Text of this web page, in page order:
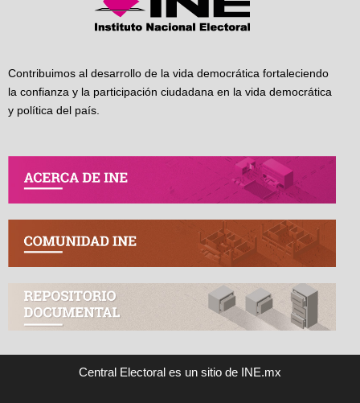
Contribuimos al desarrollo de la vida democrática fortaleciendo
la confianza y la participación ciudadana en la vida democrática
y política del país.
Central Electoral es un sitio de INE.mx